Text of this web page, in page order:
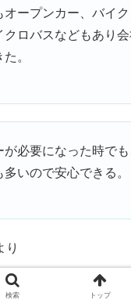
オープンカー、バイ
クロバスなどもあり
。
が必要になった時で
いので安心できる。
り
でレンタカーを検索して
検索 トップ